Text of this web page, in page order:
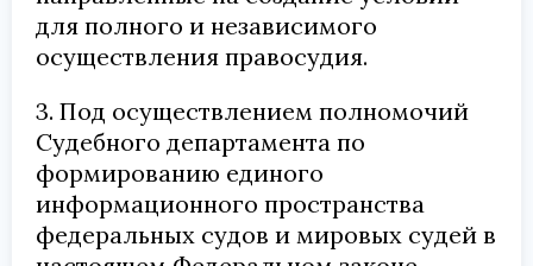
для полного и независимого
осуществления правосудия.
3. Под осуществлением полномочий
Судебного департамента по
формированию единого
информационного пространства
федеральных судов и мировых судей в